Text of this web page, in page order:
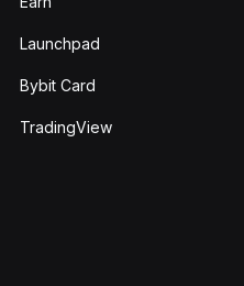
Launchpad
Bybit Card
TradingView